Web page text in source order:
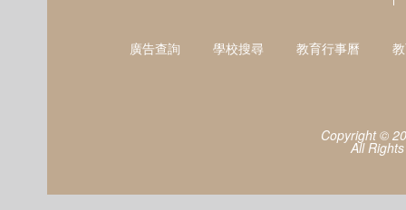
廣告查詢 學校搜尋 教育行事曆
Copyright ©
All